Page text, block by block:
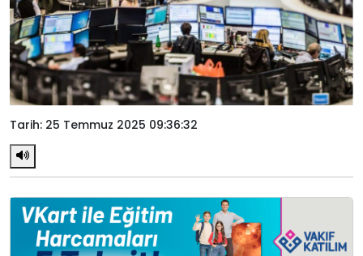
Tarih: 25 Temmuz 2025 09:36:32